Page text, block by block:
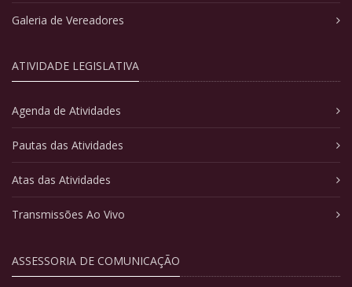
Galeria de Vereadores
ATIVIDADE LEGISLATIVA
Agenda de Atividades
Pautas das Atividades
Atas das Atividades
Transmissões Ao Vivo
ASSESSORIA DE COMUNICAÇÃO